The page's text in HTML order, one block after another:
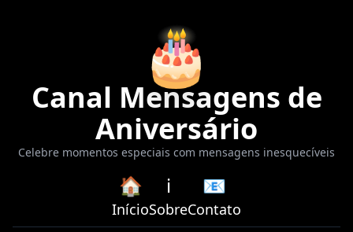
🎂
Canal Mensagens de
Aniversário
Celebre momentos especiais com mensagens inesquecíveis
🏠
Início
ℹ️
Sobre
📧
Contato